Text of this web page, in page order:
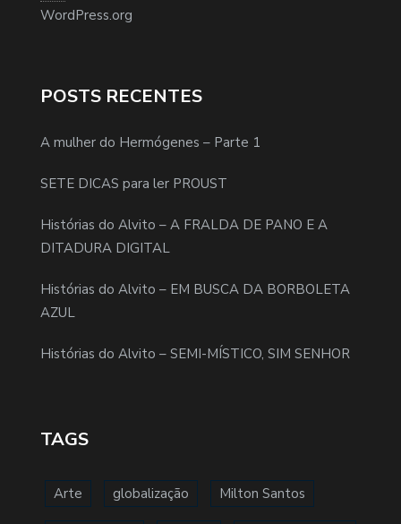
WordPress.org
POSTS RECENTES
A mulher do Hermógenes – Parte 1
SETE DICAS para ler PROUST
Histórias do Alvito – A FRALDA DE PANO E A
DITADURA DIGITAL
Histórias do Alvito – EM BUSCA DA BORBOLETA
AZUL
Histórias do Alvito – SEMI-MÍSTICO, SIM SENHOR
TAGS
Arte globalização Milton Santos